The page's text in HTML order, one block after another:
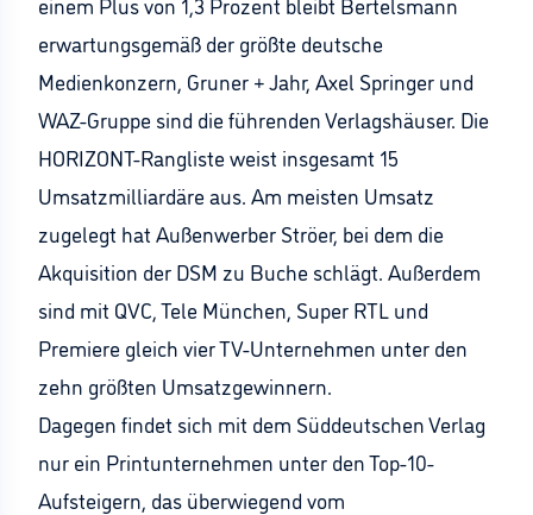
erwartungsgemäß der größte deutsche
Medienkonzern, Gruner + Jahr, Axel Springer und
WAZ-Gruppe sind die führenden Verlagshäuser. Die
HORIZONT-Rangliste weist insgesamt 15
Umsatzmilliardäre aus. Am meisten Umsatz
zugelegt hat Außenwerber Ströer, bei dem die
Akquisition der DSM zu Buche schlägt. Außerdem
sind mit QVC, Tele München, Super RTL und
Premiere gleich vier TV-Unternehmen unter den
zehn größten Umsatzgewinnern.
Dagegen findet sich mit dem Süddeutschen Verlag
nur ein Printunternehmen unter den Top-10-
Aufsteigern, das überwiegend vom